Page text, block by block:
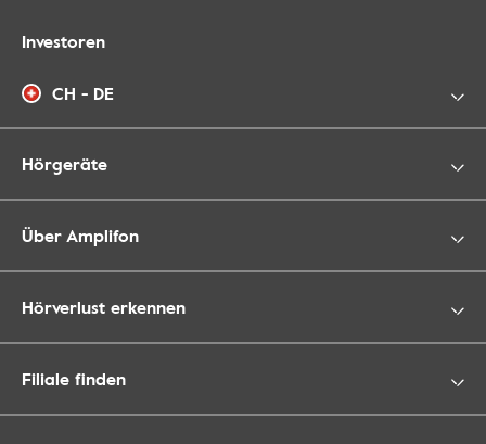
Investoren
CH - DE
Hörgeräte
Über Amplifon
Hörverlust erkennen
Filiale finden